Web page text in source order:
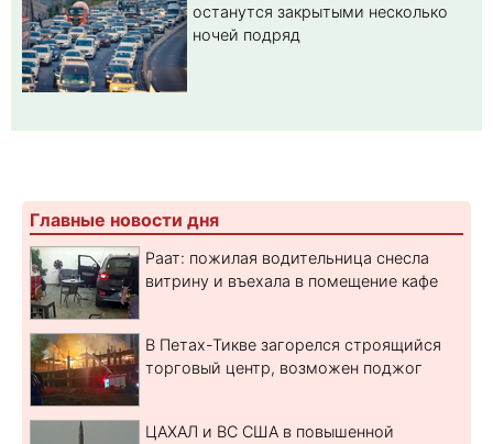
останутся закрытыми несколько
ночей подряд
Главные новости дня
Раат: пожилая водительница снесла
витрину и въехала в помещение кафе
В Петах-Тикве загорелся строящийся
торговый центр, возможен поджог
ЦАХАЛ и ВС США в повышенной